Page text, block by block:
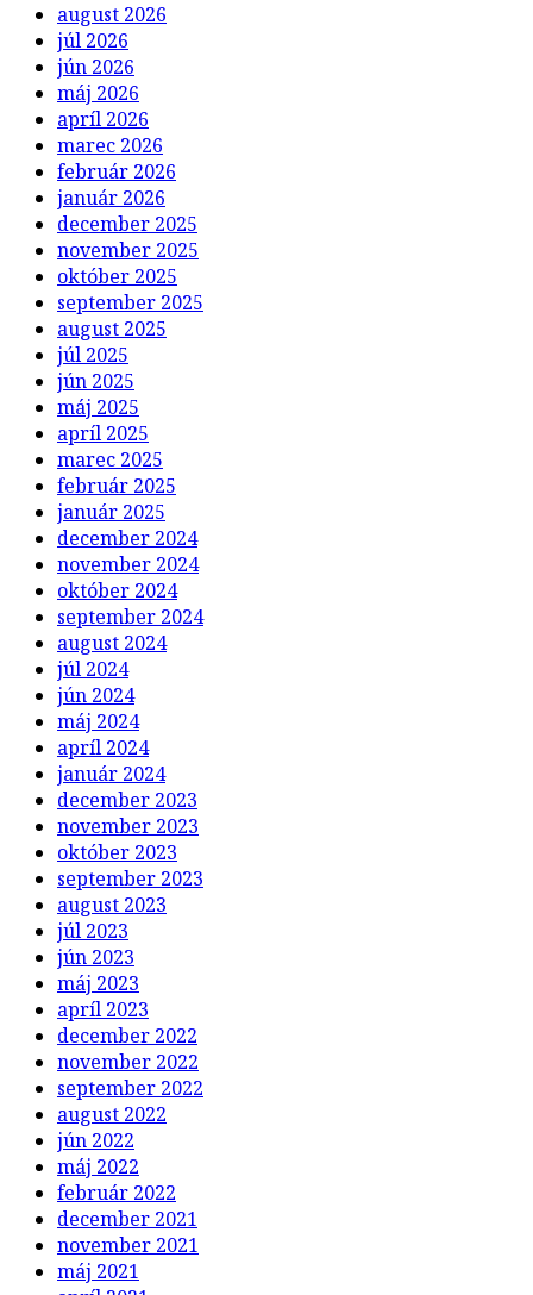
august 2026
júl 2026
jún 2026
máj 2026
apríl 2026
marec 2026
február 2026
január 2026
december 2025
november 2025
október 2025
september 2025
august 2025
júl 2025
jún 2025
máj 2025
apríl 2025
marec 2025
február 2025
január 2025
december 2024
november 2024
október 2024
september 2024
august 2024
júl 2024
jún 2024
máj 2024
apríl 2024
január 2024
december 2023
november 2023
október 2023
september 2023
august 2023
júl 2023
jún 2023
máj 2023
apríl 2023
december 2022
november 2022
september 2022
august 2022
jún 2022
máj 2022
február 2022
december 2021
november 2021
máj 2021